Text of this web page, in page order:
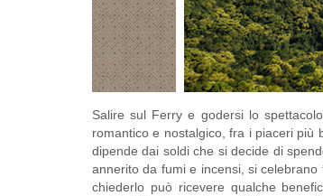
Salire sul Ferry e godersi lo
romantico e nostalgico, fra i piaceri più
dipende dai soldi che si decide di
annerito da fumi e incensi, si
chiederlo può ricevere qualche